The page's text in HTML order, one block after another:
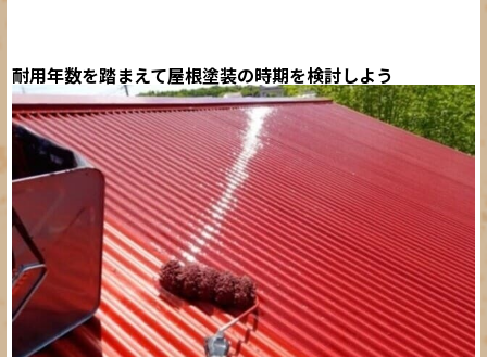
耐用年数を踏まえて屋根塗装の時期を検討しよう